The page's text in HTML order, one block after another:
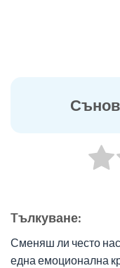
Tълкуване:
Сменяш ли често
една емоционална